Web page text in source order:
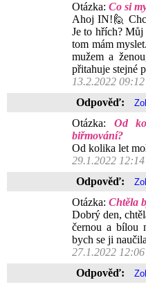
Otázka: Co si
Ahoj IN!🙋
Je to hřích? Můj
tom mám
mužem a
přitahuje stejné
13.2.2022 09:12
Odpověď:
Otázka: Od
biřmování?
Od kolika let
29.1.2022 12:14
Odpověď:
Otázka: Chtěla
Dobrý den,
černou a bílou
bych se ji
27.1.2022 12:06
Odpověď: